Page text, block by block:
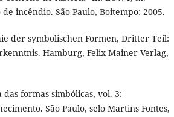
incêndio. São Paulo, Boitempo: 2005.
der symbolischen Formen, Dritter Teil:
Hamburg, Felix Mainer Verlag,
das formas simbólicas, vol. 3:
São Paulo, selo Martins Fontes,